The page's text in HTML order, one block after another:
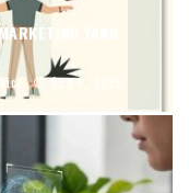
YANG
Aug 6, 2026